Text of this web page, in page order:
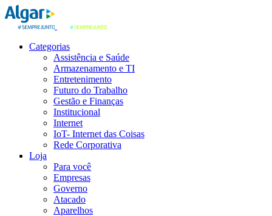
Categorias
Assistência e Saúde
Armazenamento e TI
Entretenimento
Futuro do Trabalho
Gestão e Finanças
Institucional
Internet
IoT- Internet das Coisas
Rede Corporativa
Loja
Para você
Empresas
Governo
Atacado
Aparelhos